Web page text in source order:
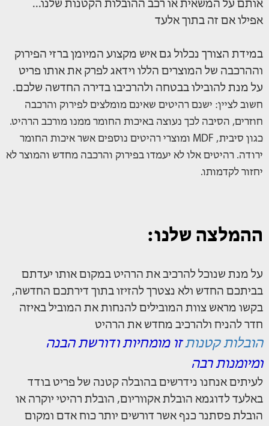
אותם על המשאית או רכב ההובלות הקטנות שלנו...
אפילו אם זה בתוך אלעד
במידת הצורך נכלול גם איש מקצוע המיומן ברזי הפירוק
וההרכבה של המוצרים הללו וידאג לפרק את אותו פריט
על מנת להובילו בבטחה ולהרכיבו בדירה החדשה שלכם.
חשוב לציין: ישנם רהיטים שאינם מומלצים לפירוק והרכבה
חוזרים, הסיבה לכך נעוצה באיכות החומר ממנו מורכב הרהיט.
כגון סיבית, MDF ומוצרי רהיטים נוספים אשר איכות החומר
ירודה. רהיטים אלו לא יעמדו בפירוק והרכבה מחדש והמוצר לא
יחזור לקדמותו.
ההמלצה שלנו:
על מנת שנוכל להרכיב את הרהיט במקום אותו יעדתם
בביתכם החדש ולא נצטרך להזיזו בתוך דירתכם החדשה,
בקשו מראש צוות המובילים להנחות את המוביל באיזה
חדר להניח ולהרכיב מחדש את הרהיט
הובלות קטנותזו מומחיות ודורשת הבנה
ומיומנות רבה
לעיתים אנחנו נידרשים בהובלה קטנה של פריט בודד
באלעד לדוגמא הובלת אקווריום, הובלת רהיטי יוקרה או
הובלת פסתנר כנף אשר דורשים יותר כוח אדם ומקום